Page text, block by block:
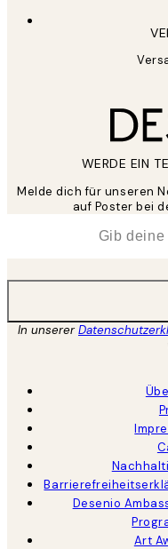
WERDE EIN
Melde dich für unseren
auf Poster bei
In unserer
Desenio
Art